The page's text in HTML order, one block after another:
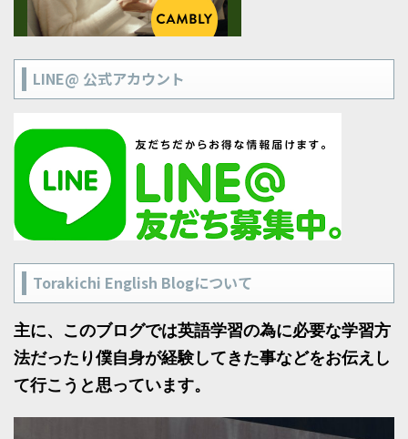
LINE@ 公式アカウント
Torakichi English Blogについて
主に、このブログでは英語学習の為に必要な学習方
法だったり僕自身が経験してきた事などをお伝えし
て行こうと思っています。